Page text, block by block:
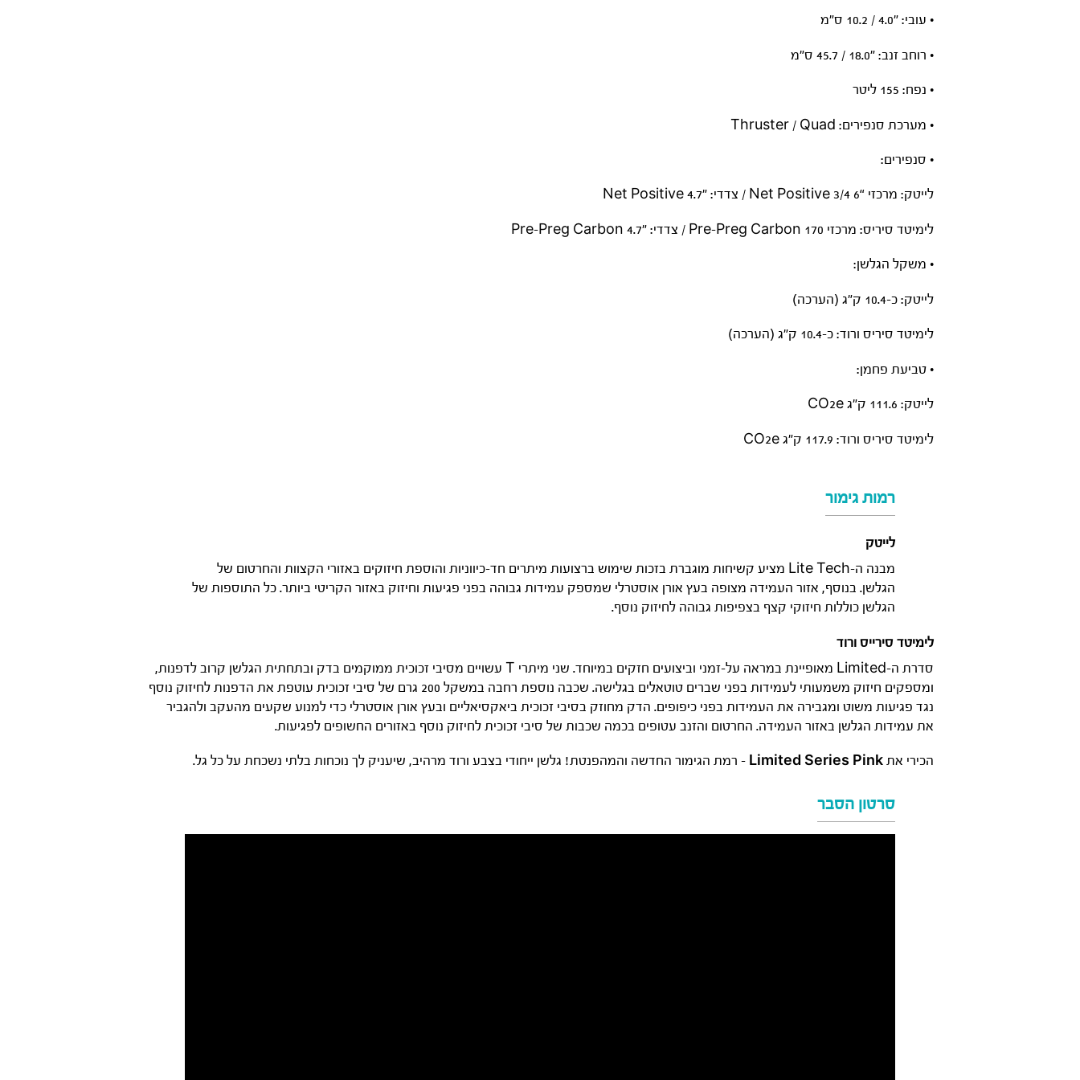
• עובי: ״4.0 / 10.2 ס”מ
• רוחב זנב: ״18.0 / 45.7 ס”מ
• נפח: 155 ליטר
• מערכת סנפירים: Thruster / Quad
• סנפירים:
לייטק: מרכזי “6 3/4 Net Positive / צדדי: ״4.7 Net Positive
לימיטד סיריס: מרכזי 170 Pre-Preg Carbon / צדדי: ״4.7 Pre-Preg Carbon
• משקל הגלשן:
לייטק: כ-10.4 ק”ג (הערכה)
לימיטד סיריס ורוד: כ-10.4 ק”ג (הערכה)
• טביעת פחמן:
לייטק: 111.6 ק”ג CO2e
לימיטד סיריס ורוד: 117.9 ק”ג CO2e
רמות גימור
לייטק
מבנה ה-Lite Tech מציע קשיחות מוגברת בזכות שימוש ברצועות מיתרים חד-כיווניות והוספת חיזוקים באזורי הקצוות והחרטום של
הגלשן. בנוסף, אזור העמידה מצופה בעץ אורן אוסטרלי שמספק עמידות גבוהה בפני פגיעות וחיזוק באזור הקריטי ביותר. כל התוספות של
הגלשן כוללות חיזוקי קצף בצפיפות גבוהה לחיזוק נוסף.
לימיטד סירייס ורוד
סדרת ה-Limited מאופיינת במראה על-זמני וביצועים חזקים במיוחד. שני מיתרי T עשויים מסיבי זכוכית ממוקמים בדק ובתחתית הגלשן קרוב לדפנות,
ומספקים חיזוק משמעותי לעמידות בפני שברים טוטאלים בגלישה. שכבה נוספת רחבה במשקל 200 גרם של סיבי זכוכית עוטפת את הדפנות לחיזוק נוסף
נגד פגיעות משוט ומגבירה את העמידות בפני כיפופים. הדק מחוזק בסיבי זכוכית ביאקסיאליים ובעץ אורן אוסטרלי כדי למנוע שקעים מהעקב ולהגביר
את עמידות הגלשן באזור העמידה. החרטום והזנב עטופים בכמה שכבות של סיבי זכוכית לחיזוק נוסף באזורים החשופים לפגיעות.
הכירי אתLimited Series Pink – רמת הגימור החדשה והמהפנטת! גלשן ייחודי בצבע ורוד מרהיב, שיעניק לך נוכחות בלתי נשכחת על כל גל.
סרטון הסבר